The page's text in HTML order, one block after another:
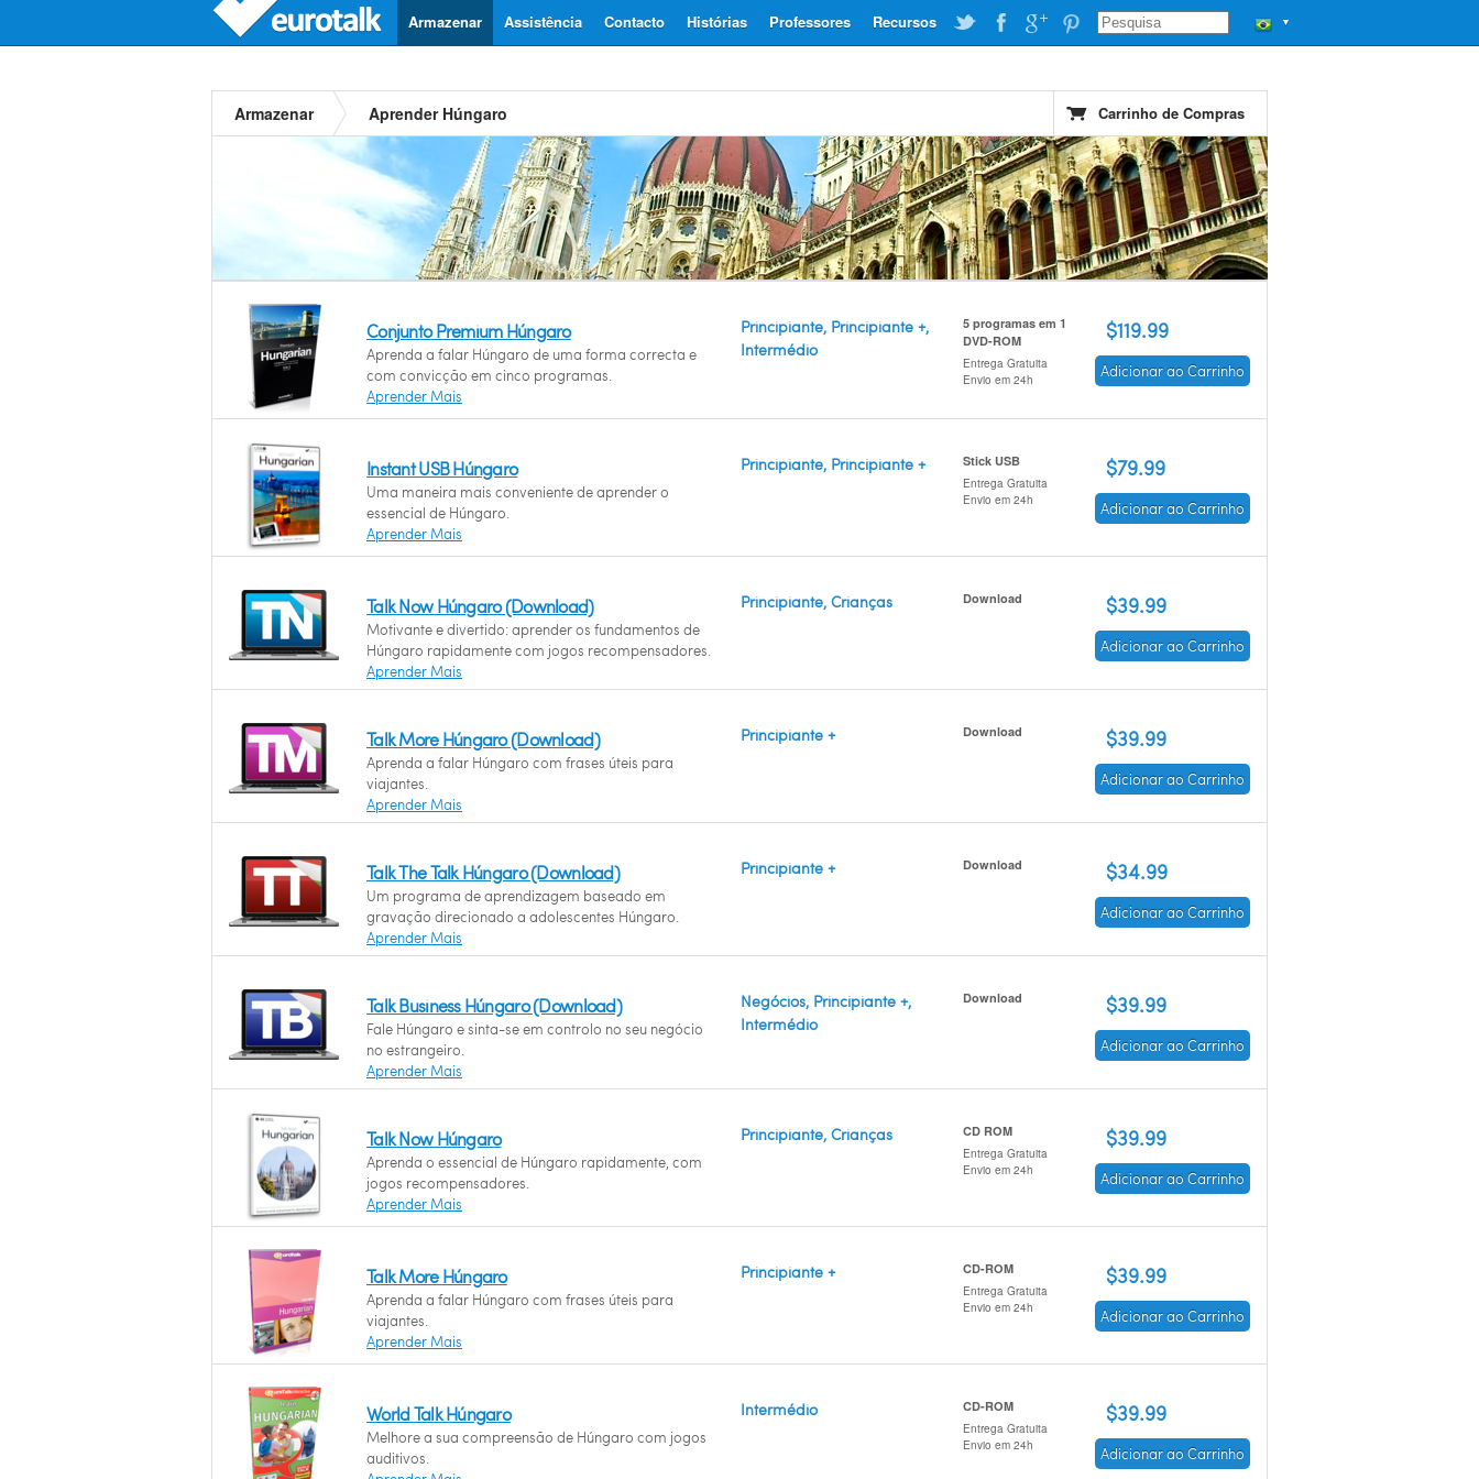
▼
Recursos
Professores
Histórias
Contacto
Assistência
Armazenar
Armazenar Aprender Húngaro Carrinho de Compras
Conjunto Premium Húngaro
Aprenda a falar Húngaro de uma forma correcta e
com convicção em cinco programas.
Aprender Mais
Principiante, Principiante +,
Intermédio
5 programas em 1
DVD-ROM
Entrega Gratuita
Envio em 24h
$119.99
Adicionar ao Carrinho
Instant USB Húngaro
Uma maneira mais conveniente de aprender o
essencial de Húngaro.
Aprender Mais
Principiante, Principiante + Stick USB
Entrega Gratuita
Envio em 24h
$79.99
Adicionar ao Carrinho
Talk Now Húngaro (Download)
Motivante e divertido: aprender os fundamentos de
Húngaro rapidamente com jogos recompensadores.
Aprender Mais
Principiante, Crianças Download $39.99
Adicionar ao Carrinho
Talk More Húngaro (Download)
Aprenda a falar Húngaro com frases úteis para
viajantes.
Aprender Mais
Principiante + Download $39.99
Adicionar ao Carrinho
Talk The Talk Húngaro (Download)
Um programa de aprendizagem baseado em
gravação direcionado a adolescentes Húngaro.
Aprender Mais
Principiante + Download $34.99
Adicionar ao Carrinho
Talk Business Húngaro (Download)
Fale Húngaro e sinta-se em controlo no seu negócio
no estrangeiro.
Aprender Mais
Negócios, Principiante +,
Intermédio
Download $39.99
Adicionar ao Carrinho
Talk Now Húngaro
Aprenda o essencial de Húngaro rapidamente, com
jogos recompensadores.
Aprender Mais
Principiante, Crianças CD ROM
Entrega Gratuita
Envio em 24h
$39.99
Adicionar ao Carrinho
Talk More Húngaro
Aprenda a falar Húngaro com frases úteis para
viajantes.
Aprender Mais
Principiante + CD-ROM
Entrega Gratuita
Envio em 24h
$39.99
Adicionar ao Carrinho
World Talk Húngaro
Melhore a sua compreensão de Húngaro com jogos
auditivos.
Intermédio CD-ROM
Entrega Gratuita
Envio em 24h
$39.99
Adicionar ao Carrinho